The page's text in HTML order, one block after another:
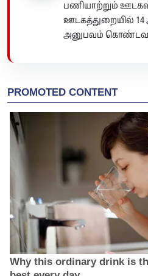
பணியாற்றும்
ஊடகத்துறையில்
அனுபவம்